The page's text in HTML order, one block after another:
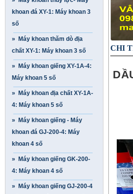
khoan đá XY-1: Máy khoan 3
số
» Máy khoan thăm dò địa
chất XY-1: Máy khoan 3 số
» Máy khoan giếng XY-1A-4:
Máy khoan 5 số
» Máy khoan địa chất XY-1A-
4: Máy khoan 5 số
» Máy khoan giếng - Máy
khoan đá GJ-200-4: Máy
khoan 4 số
» Máy khoan giếng GK-200-
4: Máy khoan 4 số
» Máy khoan giếng GJ-200-4
CHI